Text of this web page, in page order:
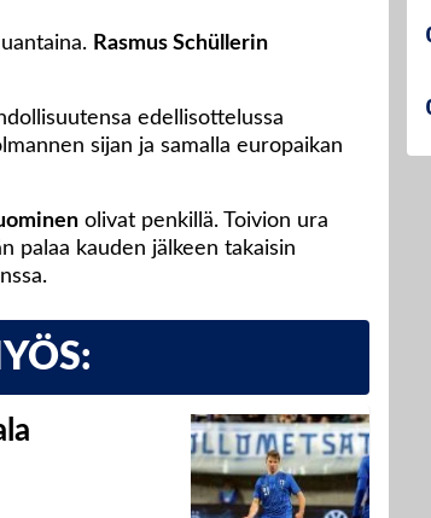
Rasmus Schüllerin
edellisottelussa
sijan ja samalla europaikan
olivat penkillä. Toivion ura
palaa kauden jälkeen takaisin